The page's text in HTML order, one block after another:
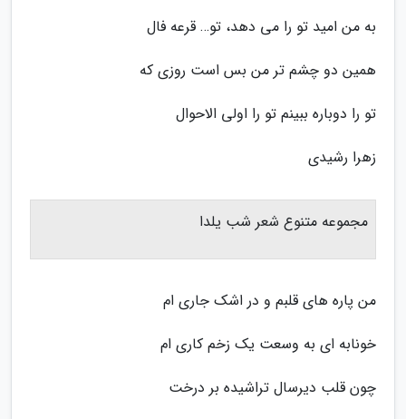
به من امید تو را می دهد، تو… قرعه فال
همین دو چشم تر من بس است روزی که
تو را دوباره ببینم تو را اولی الاحوال
زهرا رشیدی
مجموعه متنوع شعر شب یلدا
من پاره های قلبم و در اشک جاری ام
خونابه ای به وسعت یک زخم کاری ام
چون قلب دیرسال تراشیده بر درخت